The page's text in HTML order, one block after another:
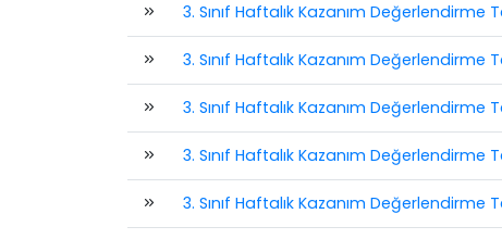
3. Sınıf Haftalık Kazanım Değerlendirme
3. Sınıf Haftalık Kazanım Değerlendirme
3. Sınıf Haftalık Kazanım
3. Sınıf Haftalık Kazanım Değerlendirme
3. Sınıf Haftalık Kazanım Değerlendirme